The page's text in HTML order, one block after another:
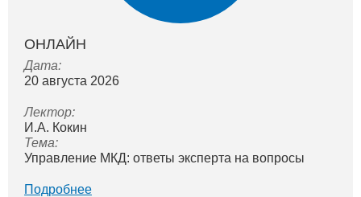
ОНЛАЙН
Дата:
20 августа 2026
Лектор:
И.А. Кокин
Тема:
Управление МКД: ответы эксперта на вопросы
Подробнее